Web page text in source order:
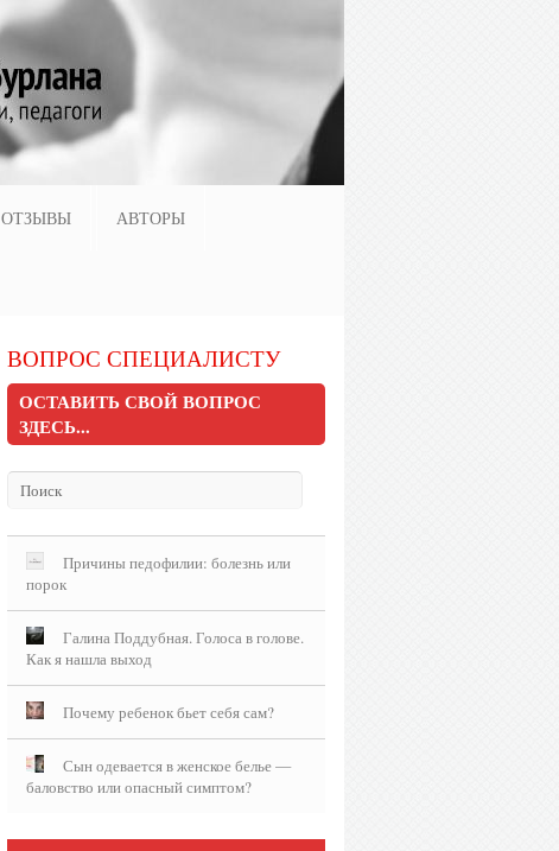
ОТЗЫВЫ АВТОРЫ
ВОПРОС СПЕЦИАЛИСТУ
ОСТАВИТЬ СВОЙ ВОПРОС
ЗДЕСЬ...
Причины педофилии: болезнь или
порок
Галина Поддубная. Голоса в голове.
Как я нашла выход
Почему ребенок бьет себя сам?
Сын одевается в женское белье —
баловство или опасный симптом?